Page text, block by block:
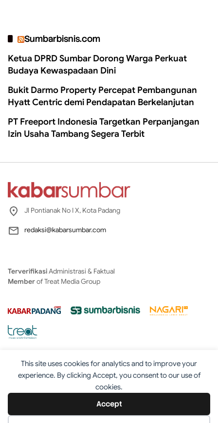
This site uses cookies for analytics and to improve your
experience. By clicking Accept, you consent to our use of
cookies.
Accept
Sumbarbisnis.com
Ketua DPRD Sumbar Dorong Warga Perkuat
Budaya Kewaspadaan Dini
Bukit Darmo Property Percepat Pembangunan
Hyatt Centric demi Pendapatan Berkelanjutan
PT Freeport Indonesia Targetkan Perpanjangan
Izin Usaha Tambang Segera Terbit
Jl Pontianak No I X, Kota Padang
redaksi@kabarsumbar.com
TerverifikasiAdministrasi & Faktual
Memberof Treat Media Group
Tentang Redaksi Kontak Disclaimer
Iklan